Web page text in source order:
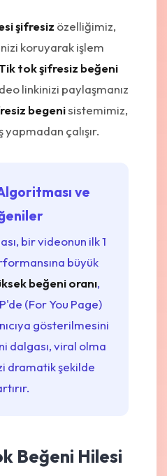
şifresiz özelliğimiz,
koruyarak işlem
tok şifresiz beğeni
linkinizi paylaşmanız
begenisistemimiz,
yapmadan çalışır.
ve
bir videonun ilk 1
büyük
beğeni oranı,
(For You Page)
gösterilmesini
dalgası, viral olma
dramatik şekilde
Beğeni Hilesi